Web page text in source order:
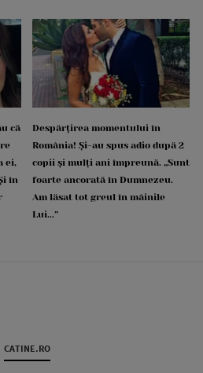
că
ei,
în
Despărțirea momentului în
România! Și-au spus adio după 2
copii și mulți ani împreună. „Sunt
foarte ancorată în Dumnezeu.
Am lăsat tot greul în mâinile
Lui...”
CATINE.RO